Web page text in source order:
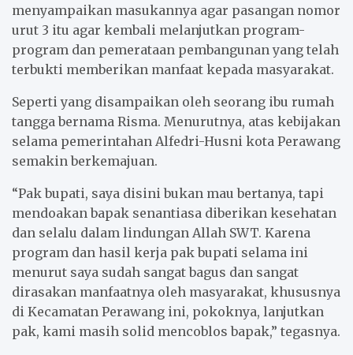
menyampaikan masukannya agar pasangan nomor
urut 3 itu agar kembali melanjutkan program-
program dan pemerataan pembangunan yang telah
terbukti memberikan manfaat kepada masyarakat.
Seperti yang disampaikan oleh seorang ibu rumah
tangga bernama Risma. Menurutnya, atas kebijakan
selama pemerintahan Alfedri-Husni kota Perawang
semakin berkemajuan.
“Pak bupati, saya disini bukan mau bertanya, tapi
mendoakan bapak senantiasa diberikan kesehatan
dan selalu dalam lindungan Allah SWT. Karena
program dan hasil kerja pak bupati selama ini
menurut saya sudah sangat bagus dan sangat
dirasakan manfaatnya oleh masyarakat, khususnya
di Kecamatan Perawang ini, pokoknya, lanjutkan
pak, kami masih solid mencoblos bapak,” tegasnya.